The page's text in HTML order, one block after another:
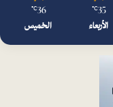
35
℃
الأربعاء
36
℃
الخميس